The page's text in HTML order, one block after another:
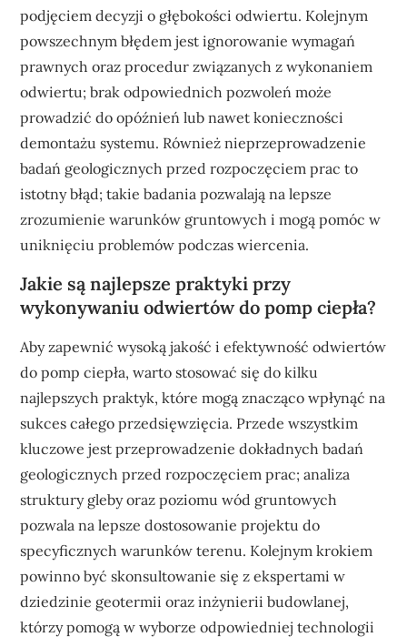
podjęciem decyzji o głębokości odwiertu. Kolejnym
powszechnym błędem jest ignorowanie wymagań
prawnych oraz procedur związanych z wykonaniem
odwiertu; brak odpowiednich pozwoleń może
prowadzić do opóźnień lub nawet konieczności
demontażu systemu. Również nieprzeprowadzenie
badań geologicznych przed rozpoczęciem prac to
istotny błąd; takie badania pozwalają na lepsze
zrozumienie warunków gruntowych i mogą pomóc w
uniknięciu problemów podczas wiercenia.
Jakie są najlepsze praktyki przy
wykonywaniu odwiertów do pomp ciepła?
Aby zapewnić wysoką jakość i efektywność odwiertów
do pomp ciepła, warto stosować się do kilku
najlepszych praktyk, które mogą znacząco wpłynąć na
sukces całego przedsięwzięcia. Przede wszystkim
kluczowe jest przeprowadzenie dokładnych badań
geologicznych przed rozpoczęciem prac; analiza
struktury gleby oraz poziomu wód gruntowych
pozwala na lepsze dostosowanie projektu do
specyficznych warunków terenu. Kolejnym krokiem
powinno być skonsultowanie się z ekspertami w
dziedzinie geotermii oraz inżynierii budowlanej,
którzy pomogą w wyborze odpowiedniej technologii